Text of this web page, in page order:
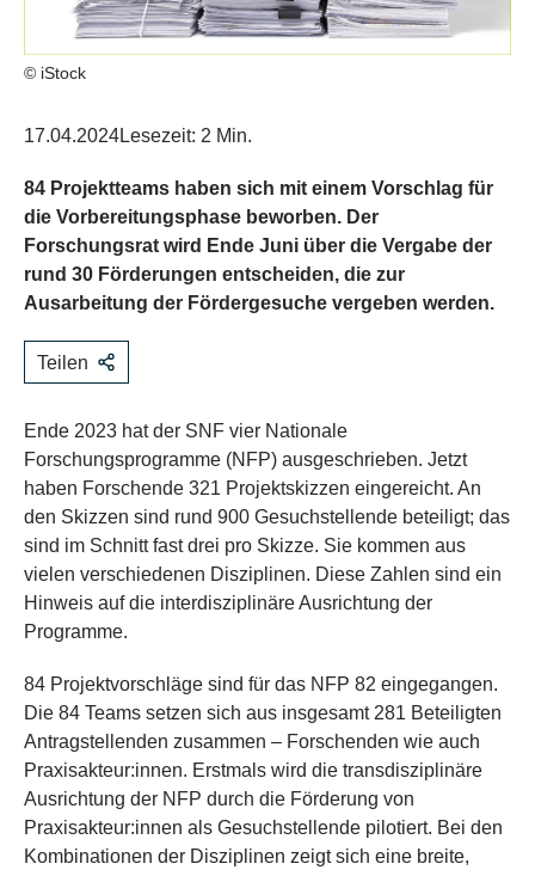
© iStock
17.04.2024Lesezeit: 2 Min.
84 Projektteams haben sich mit einem Vorschlag für
die Vorbereitungsphase beworben. Der
Forschungsrat wird Ende Juni über die Vergabe der
rund 30 Förderungen entscheiden, die zur
Ausarbeitung der Fördergesuche vergeben werden.
Teilen
Ende 2023 hat der SNF vier Nationale
Forschungsprogramme (NFP) ausgeschrieben. Jetzt
haben Forschende 321 Projektskizzen eingereicht. An
den Skizzen sind rund 900 Gesuchstellende beteiligt; das
sind im Schnitt fast drei pro Skizze. Sie kommen aus
vielen verschiedenen Disziplinen. Diese Zahlen sind ein
Hinweis auf die interdisziplinäre Ausrichtung der
Programme.
84 Projektvorschläge sind für das NFP 82 eingegangen.
Die 84 Teams setzen sich aus insgesamt 281 Beteiligten
Antragstellenden zusammen – Forschenden wie auch
Praxisakteur:innen. Erstmals wird die transdisziplinäre
Ausrichtung der NFP durch die Förderung von
Praxisakteur:innen als Gesuchstellende pilotiert. Bei den
Kombinationen der Disziplinen zeigt sich eine breite,